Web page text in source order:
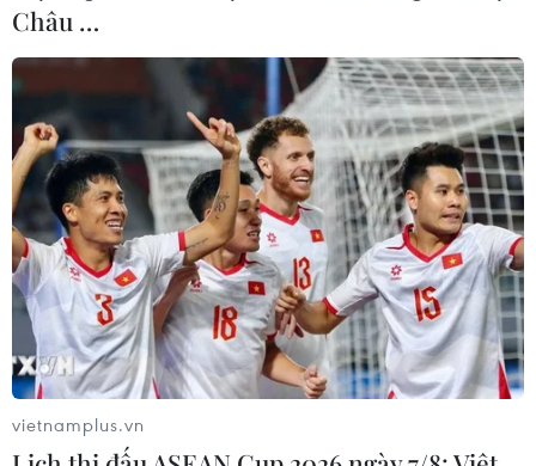
Châu …
vietnamplus.vn